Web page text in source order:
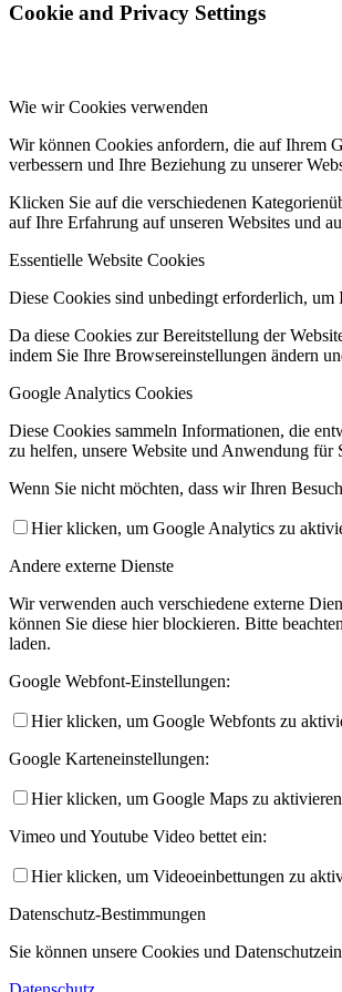
Cookie and Privacy Settings
Wie wir Cookies verwenden
Wir können Cookies anfordern, die auf Ihrem
verbessern und Ihre Beziehung zu unserer
Klicken Sie auf die verschiedenen
auf Ihre Erfahrung auf unseren Websites und
Essentielle Website Cookies
Diese Cookies sind unbedingt erforderlich,
Da diese Cookies zur Bereitstellung der
indem Sie Ihre Browsereinstellungen ändern
Google Analytics Cookies
Diese Cookies sammeln Informationen, die
zu helfen, unsere Website und Anwendung für
Wenn Sie nicht möchten, dass wir Ihren
Hier klicken, um Google Analytics zu
Andere externe Dienste
Wir verwenden auch verschiedene externe
können Sie diese hier blockieren. Bitte
laden.
Google Webfont-Einstellungen:
Hier klicken, um Google Webfonts zu
Google Karteneinstellungen:
Hier klicken, um Google Maps zu
Vimeo und Youtube Video bettet ein:
Hier klicken, um Videoeinbettungen zu
Datenschutz-Bestimmungen
Sie können unsere Cookies und